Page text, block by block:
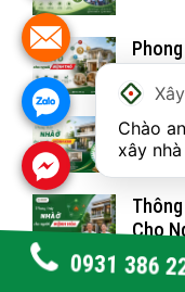
Phong
Thông
Cho
0931 386
Chào
xây